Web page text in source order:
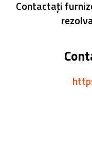
Contactați